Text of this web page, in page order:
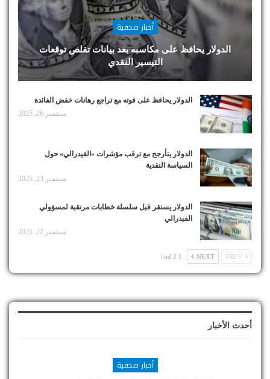
أخبار صحفية
الدولار يحافظ على مكاسبه بعد بيانات تقلص توقعات
التيسير النقدي
الدولار يحافظ على قوته مع تراجع رهانات خفض الفائدة
سبتمبر 26, 2025
الدولار يتأرجح مع ترقب مؤشرات «الفيدرالي» حول
السياسة النقدية
سبتمبر 23, 2025
الدولار يستقر قبل سلسلة خطابات مرتقبة لمسؤولي
الفيدرالي
سبتمبر 22, 2025
NEXT
1 od 2 |
أحدث الأخبار
أخبار صحفية